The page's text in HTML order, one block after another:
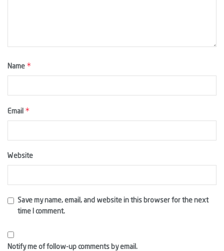
Name *
Email *
Website
Save my name, email, and website in this browser for the next
time I comment.
Notify me of follow-up comments by email.